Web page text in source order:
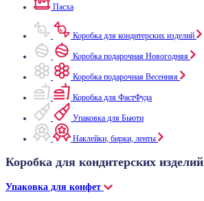
Пасха
Коробка для кондитерских изделий
Коробка подарочная Новогодняя
Коробка подарочная Весенняя
Коробка для ФастФуда
Упаковка для Бьюти
Наклейки, бирки, ленты
Коробка для кондитерских изделий
Упаковка для конфет